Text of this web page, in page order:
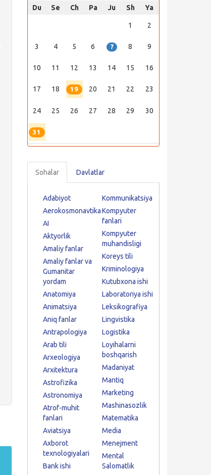
Du Se Ch Pa Ju Sh Ya
1 2
3 4 5 6 7 8 9
10 11 12 13 14 15 16
17 18 19 20 21 22 23
24 25 26 27 28 29 30
31
Sohalar Davlatlar
Adabiyot
Aerokosmonavtika
AI
Aktyorlik
Amaliy fanlar
Amaliy fanlar va
Gumanitar
yordam
Anatomiya
Animatsiya
Aniq fanlar
Antrapologiya
Arab tili
Arxeologiya
Arxitektura
Astrofizika
Astronomiya
Atrof-muhit
fanlari
Aviatsiya
Axborot
texnologiyalari
Bank ishi
Kommunikatsiya
Kompyuter
fanlari
Kompyuter
muhandisligi
Koreys tili
Kriminologiya
Kutubxona ishi
Laboratoriya ishi
Leksikografiya
Lingvistika
Logistika
Loyihalarni
boshqarish
Madaniyat
Mantiq
Marketing
Mashinasozlik
Matematika
Media
Menejment
Mental
Salomatlik